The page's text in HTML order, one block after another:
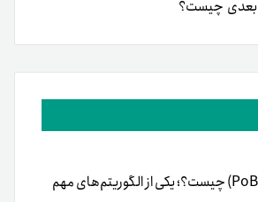
بعدی چیست؟